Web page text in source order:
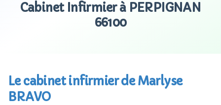
Cabinet Infirmier à PERPIGNAN
66100
Le cabinet infirmier de Marlyse
BRAVO